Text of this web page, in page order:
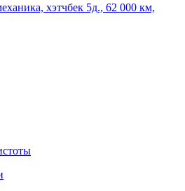
хэтчбек 5д., 62 000 км,